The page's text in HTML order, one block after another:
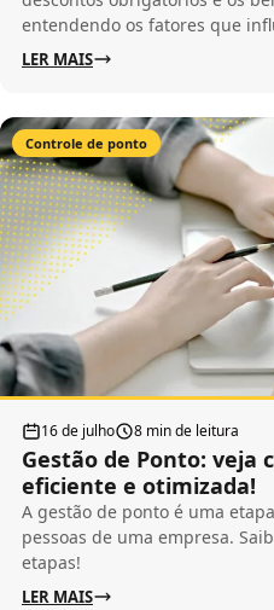
entendendo os fatores que
LER MAIS
Controle de ponto
16 de julho 8 min de leitura
Gestão de Ponto: veja
eficiente e otimizada!
A gestão de ponto é uma
pessoas de uma empresa.
etapas!
LER MAIS